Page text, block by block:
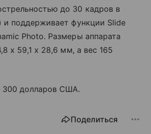
до 30 кадров в
и поддерживает функции Slide
Photo. Размеры аппарата
x 59,1 x 28,6 мм, а вес 165
300 долларов США.
Поделиться